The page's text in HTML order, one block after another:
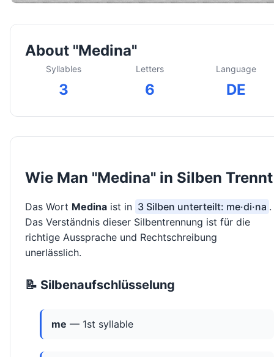
About "Medina"
Syllables
3
Letters
6
Language
DE
Wie Man "Medina" in Silben Trennt
Das Wort Medina ist in 3 Silben unterteilt: me·di·na .
Das Verständnis dieser Silbentrennung ist für die
richtige Aussprache und Rechtschreibung
unerlässlich.
📝 Silbenaufschlüsselung
me — 1st syllable